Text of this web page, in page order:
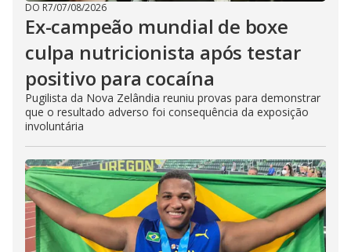
DO R7/07/08/2026
Ex-campeão mundial de boxe
culpa nutricionista após testar
positivo para cocaína
Pugilista da Nova Zelândia reuniu provas para demonstrar
que o resultado adverso foi consequência da exposição
involuntária